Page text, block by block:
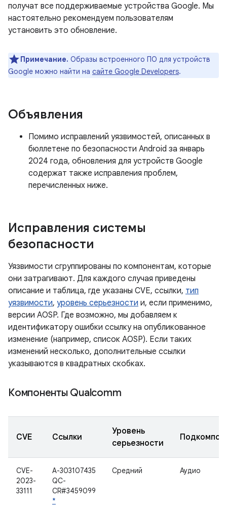
получат все поддерживаемые устройства Google. Мы
настоятельно рекомендуем пользователям
установить это обновление.
Примечание. Образы встроенного ПО для устройств
Google можно найти на сайте Google Developers.
Объявления
Помимо исправлений уязвимостей, описанных в
бюллетене по безопасности Android за январь
2024 года, обновления для устройств Google
содержат также исправления проблем,
перечисленных ниже.
Исправления системы
безопасности
Уязвимости сгруппированы по компонентам, которые
они затрагивают. Для каждого случая приведены
описание и таблица, где указаны CVE, ссылки, тип
уязвимости, уровень серьезности и, если применимо,
версии AOSP. Где возможно, мы добавляем к
идентификатору ошибки ссылку на опубликованное
изменение (например, список AOSP). Если таких
изменений несколько, дополнительные ссылки
указываются в квадратных скобках.
Компоненты Qualcomm
CVE Ссылки
Уровень
серьезности
CVE-
2023-
33111
A-303107435
QC-
CR#3459099
*
Средний Аудио